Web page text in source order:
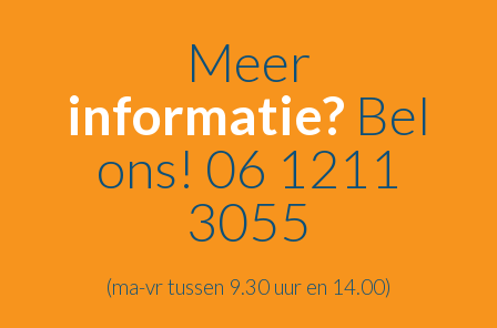
Meer
informatie? Bel
ons! 06 1211
3055
(ma-vr tussen 9.30 uur en 14.00)